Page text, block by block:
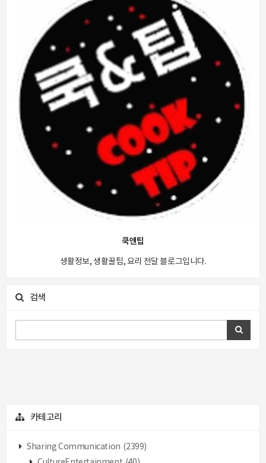
쿡앤팁
생활정보, 생활꿀팁, 요리 전달 블로그입니다.
검색
카테고리
Sharing Communication (2399)